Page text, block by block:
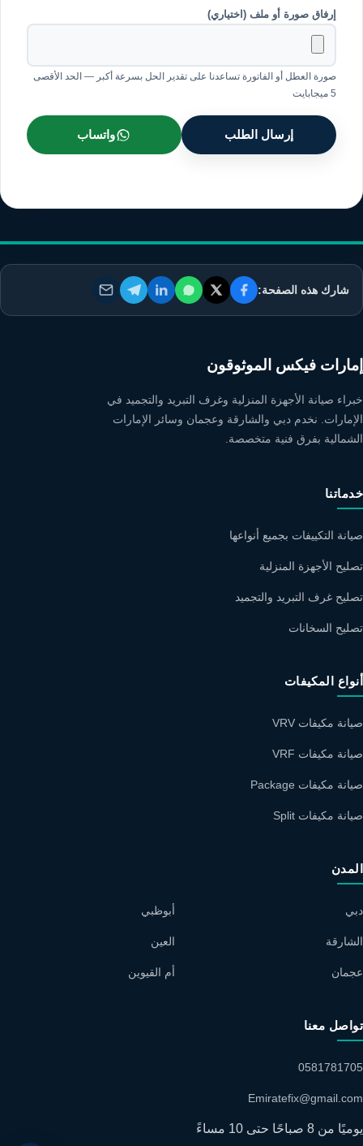
إرفاق صورة أو ملف (اختياري)
صورة العطل أو الفاتورة تساعدنا على تقدير الحل بسرعة أكبر — الحد الأقصى
5 ميجابايت
إرسال الطلب واتساب
شارك هذه الصفحة:
إمارات فيكس الموثوقون
خبراء صيانة الأجهزة المنزلية وغرف التبريد والتجميد في
الإمارات. نخدم دبي والشارقة وعجمان وسائر الإمارات
الشمالية بفرق فنية متخصصة.
خدماتنا
صيانة التكييفات بجميع أنواعها
تصليح الأجهزة المنزلية
تصليح غرف التبريد والتجميد
تصليح السخانات
أنواع المكيفات
صيانة مكيفات VRV
صيانة مكيفات VRF
صيانة مكيفات Package
صيانة مكيفات Split
المدن
دبي
الشارقة
عجمان
أبوظبي
العين
أم القيوين
تواصل معنا
0581781705
Emiratefix@gmail.com
يوميًا من 8 صباحًا حتى 10 مساءً